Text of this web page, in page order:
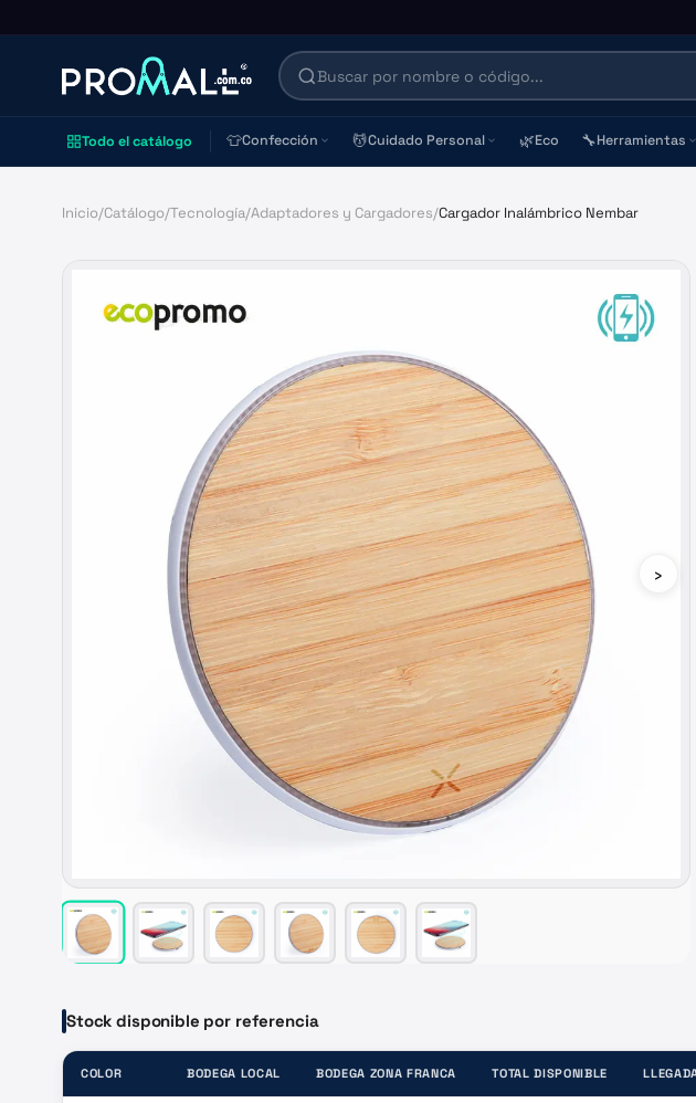
Todo el catálogo 👕Confección 💆Cuidado Personal 🌿Eco 🔧Herramientas
Inicio/Catálogo/Tecnología/Adaptadores y Cargadores/Cargador Inalámbrico Nembar
›
Stock disponible por referencia
COLOR BODEGA LOCAL BODEGA ZONA FRANCA TOTAL DISPONIBLE